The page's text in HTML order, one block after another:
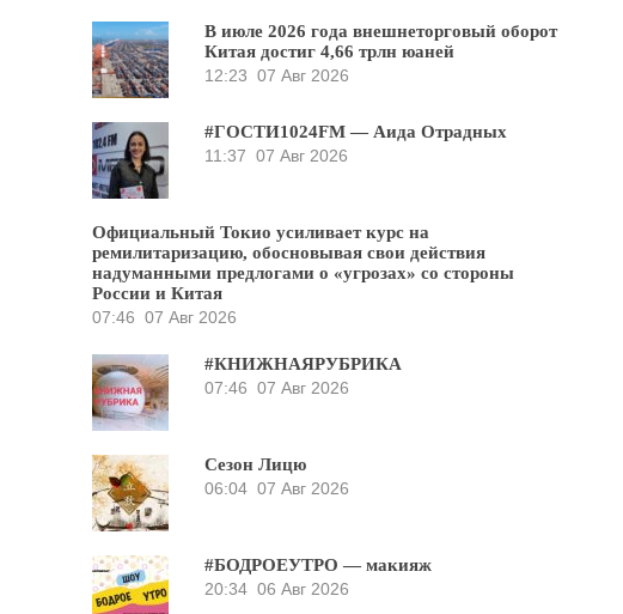
В июле 2026 года внешнеторговый оборот
Китая достиг 4,66 трлн юаней
12:23 07 Авг 2026
#ГОСТИ1024FM — Аида Отрадных
11:37 07 Авг 2026
Официальный Токио усиливает курс на
ремилитаризацию, обосновывая свои действия
надуманными предлогами о «угрозах» со стороны
России и Китая
07:46 07 Авг 2026
#КНИЖНАЯРУБРИКА
07:46 07 Авг 2026
Сезон Лицю
06:04 07 Авг 2026
#БОДРОЕУТРО — макияж
20:34 06 Авг 2026